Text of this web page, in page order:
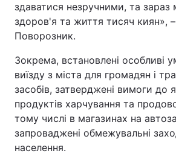
здаватися незручними, та
здоров'я та життя тисяч киян»,
Поворозник.
Зокрема, встановлені особливі
виїзду з міста для громадян і
засобів, затверджені вимоги до
продуктів харчування та
тому числі в магазинах на
запроваджені обмежувальні
населення.